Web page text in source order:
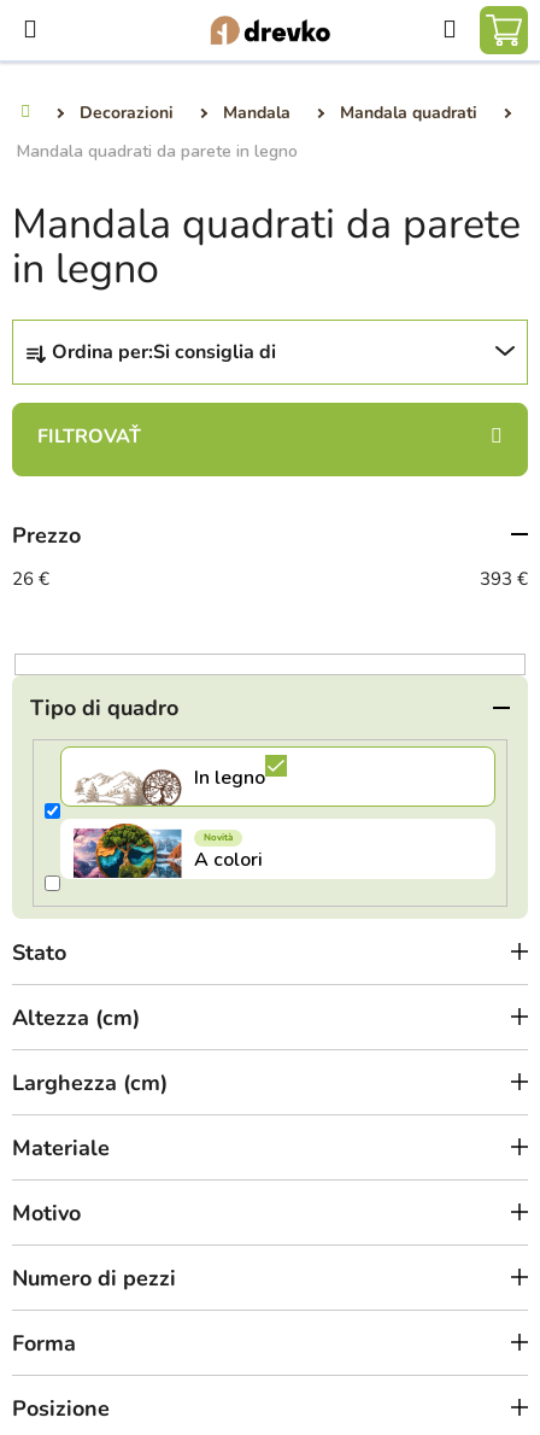
contenuto
Ricerca
Decorazioni Mandala
Mandala quadrati
Mandala quadrati da parete in legno
Mandala quadrati da parete
in legno
O
d
n
m
e
n
o
d
t
t
i
Ordina per:Si consiglia di
Prezzo
26 € 393 €
Tipo di quadro
Stato
Altezza (cm)
Larghezza (cm)
Materiale
Motivo
Numero di pezzi
Forma
Posizione